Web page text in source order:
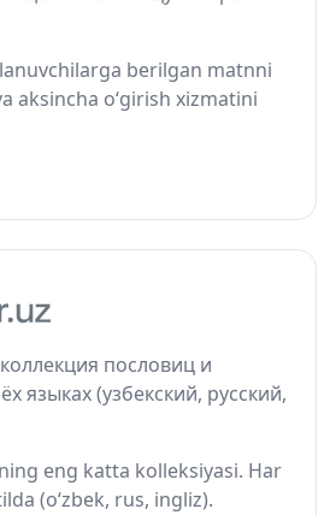
berilgan matnni
aksincha o‘girish xizmatini
пословиц и
языках (узбекский, русский,
eng katta kolleksiyasi. Har
(o‘zbek, rus, ingliz).